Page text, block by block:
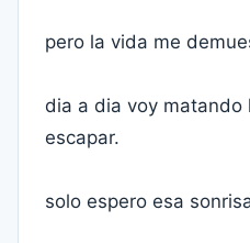
pero la vida me
dia a dia voy matando
escapar.
solo espero esa